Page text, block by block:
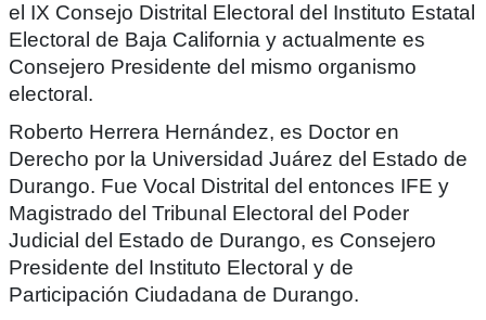
el IX Consejo Distrital Electoral del Instituto Estatal
Electoral de Baja California y actualmente es
Consejero Presidente del mismo organismo
electoral.
Roberto Herrera Hernández, es Doctor en
Derecho por la Universidad Juárez del Estado de
Durango. Fue Vocal Distrital del entonces IFE y
Magistrado del Tribunal Electoral del Poder
Judicial del Estado de Durango, es Consejero
Presidente del Instituto Electoral y de
Participación Ciudadana de Durango.